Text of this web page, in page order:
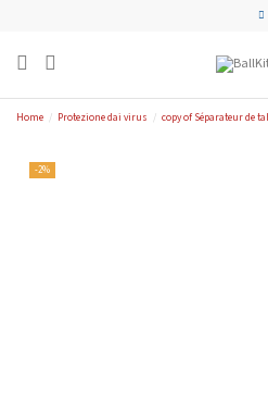
Home Protezione dai virus copy of Séparateur de
-2%